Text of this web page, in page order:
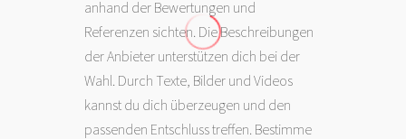
anhand der Bewertungen und
Referenzen sichten. Die Beschreibungen
der Anbieter unterstützen dich bei der
Wahl. Durch Texte, Bilder und Videos
kannst du dich überzeugen und den
passenden Entschluss treffen. Bestimme